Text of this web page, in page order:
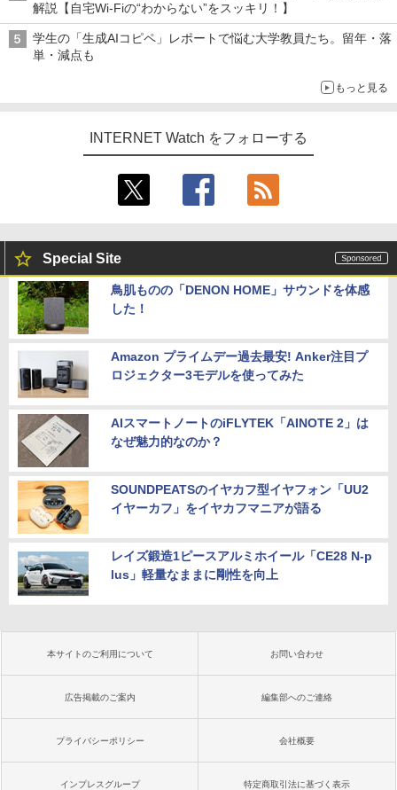
解説【自宅Wi-Fiの“わからない”をスッキリ！】
学生の「生成AIコピペ」レポートで悩む大学教員たち。留年・落
単・減点も
もっと見る
INTERNET Watch をフォローする
Special Site
鳥肌ものの「DENON HOME」サウンドを体感
した！
Amazon プライムデー過去最安! Anker注目プ
ロジェクター3モデルを使ってみた
AIスマートノートのiFLYTEK「AINOTE 2」は
なぜ魅力的なのか？
SOUNDPEATSのイヤカフ型イヤフォン「UU2
イヤーカフ」をイヤカフマニアが語る
レイズ鍛造1ピースアルミホイール「CE28 N-p
lus」軽量なままに剛性を向上
本サイトのご利用について お問い合わせ
広告掲載のご案内 編集部へのご連絡
プライバシーポリシー 会社概要
インプレスグループ 特定商取引法に基づく表示